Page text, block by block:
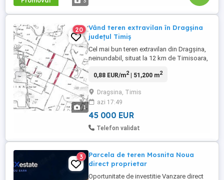
1
20
Vând teren extravilan în Dragșina
județul Timiș
Cel mai bun teren extravilan din Dragșina,
neinundabil, situat la 12 km de Timisoara,
1,72 ha, 0,16 ha, 0,28 ha, și 0,06 ha, în total
de sat, în zona cimitirului unguresc și
islaz, la aproximativ 200 m de stâlpul ...
0,88 EUR/m2| 51,200 m2
Dragsina, Timis
azi 17:49
45 000 EUR
Telefon validat
3
Parcela de teren Mosnita Noua
direct proprietar
Oportunitate de investitie Vanzare direct